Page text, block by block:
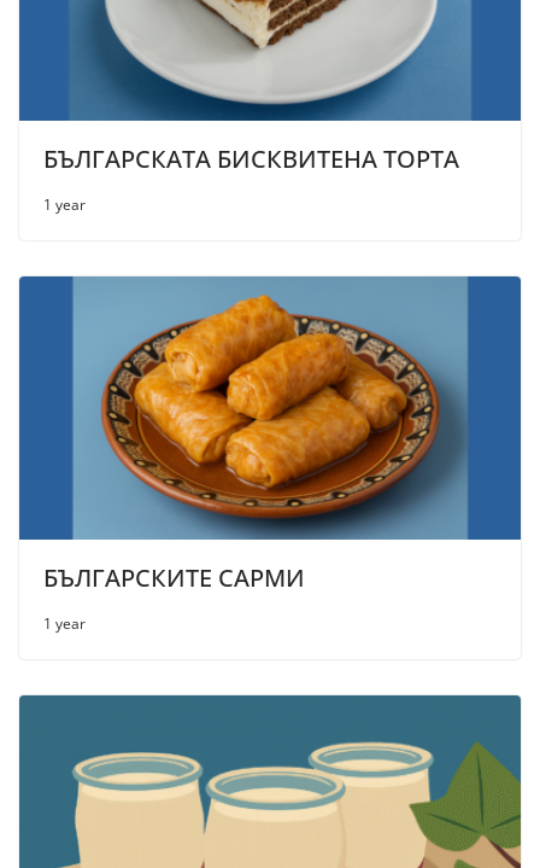
БЪЛГАРСКАТА БИСКВИТЕНА ТОРТА
1 year
БЪЛГАРСКИТЕ САРМИ
1 year